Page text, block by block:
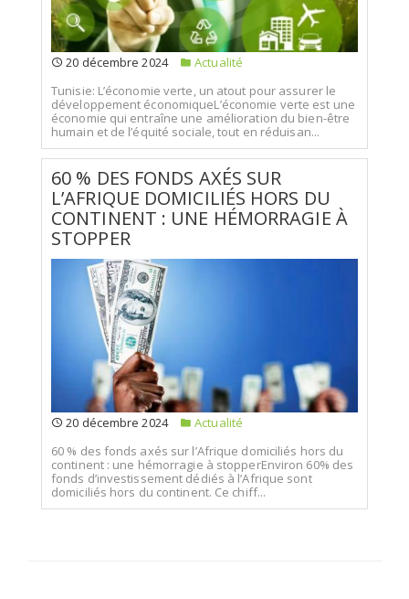
20 décembre 2024
Actualité
Tunisie: L’économie verte, un atout pour assurer le
développement économiqueL’économie verte est une
économie qui entraîne une amélioration du bien-être
humain et de l’équité sociale, tout en réduisan...
60 % DES FONDS AXÉS SUR
L’AFRIQUE DOMICILIÉS HORS DU
CONTINENT : UNE HÉMORRAGIE À
STOPPER
20 décembre 2024
Actualité
60 % des fonds axés sur l’Afrique domiciliés hors du
continent : une hémorragie à stopperEnviron 60% des
fonds d’investissement dédiés à l’Afrique sont
domiciliés hors du continent. Ce chiff...